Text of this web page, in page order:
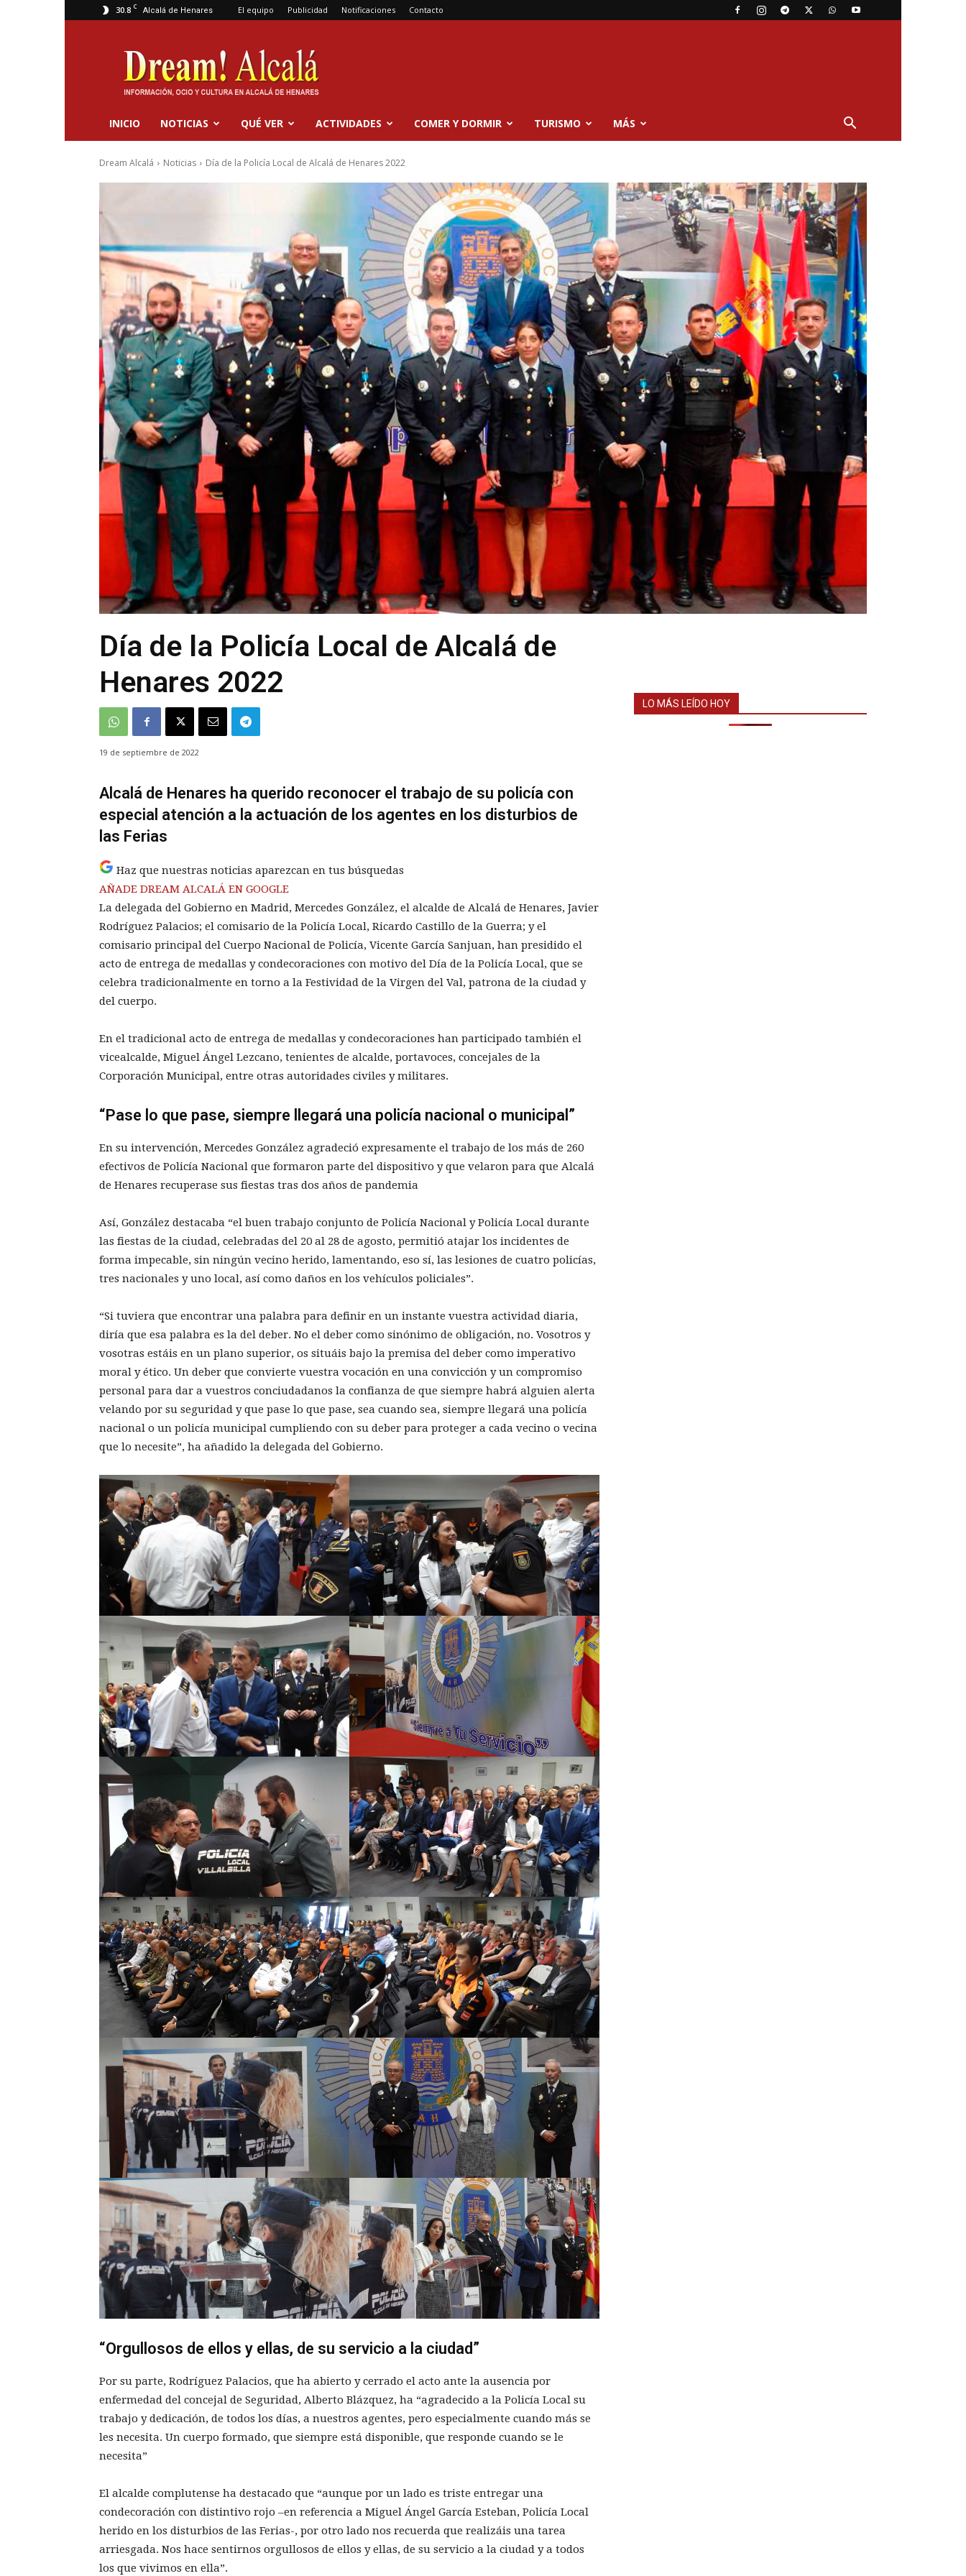
30.8 C Alcalá de Henares El equipo Publicidad Notificaciones Contacto
Dream
Alcalá
INICIO NOTICIAS QUÉ VER ACTIVIDADES COMER Y DORMIR TURISMO MÁS
Dream Alcalá Noticias Día de la Policía Local de Alcalá de Henares 2022
Día de la Policía Local de Alcalá de
Henares 2022
19 de septiembre de 2022
Alcalá de Henares ha querido reconocer el trabajo de su policía con
especial atención a la actuación de los agentes en los disturbios de
las Ferias
Haz que nuestras noticias aparezcan en tus búsquedas
AÑADE DREAM ALCALÁ EN GOOGLE
La delegada del Gobierno en Madrid, Mercedes González, el alcalde de Alcalá de Henares, Javier
Rodríguez Palacios; el comisario de la Policía Local, Ricardo Castillo de la Guerra; y el
comisario principal del Cuerpo Nacional de Policía, Vicente García Sanjuan, han presidido el
acto de entrega de medallas y condecoraciones con motivo del Día de la Policía Local, que se
celebra tradicionalmente en torno a la Festividad de la Virgen del Val, patrona de la ciudad y
del cuerpo.
En el tradicional acto de entrega de medallas y condecoraciones han participado también el
vicealcalde, Miguel Ángel Lezcano, tenientes de alcalde, portavoces, concejales de la
Corporación Municipal, entre otras autoridades civiles y militares.
“Pase lo que pase, siempre llegará una policía nacional o municipal”
En su intervención, Mercedes González agradeció expresamente el trabajo de los más de 260
efectivos de Policía Nacional que formaron parte del dispositivo y que velaron para que Alcalá
de Henares recuperase sus fiestas tras dos años de pandemia
Así, González destacaba “el buen trabajo conjunto de Policía Nacional y Policía Local durante
las fiestas de la ciudad, celebradas del 20 al 28 de agosto, permitió atajar los incidentes de
forma impecable, sin ningún vecino herido, lamentando, eso sí, las lesiones de cuatro policías,
tres nacionales y uno local, así como daños en los vehículos policiales”.
“Si tuviera que encontrar una palabra para definir en un instante vuestra actividad diaria,
diría que esa palabra es la del deber. No el deber como sinónimo de obligación, no. Vosotros y
vosotras estáis en un plano superior, os situáis bajo la premisa del deber como imperativo
moral y ético. Un deber que convierte vuestra vocación en una convicción y un compromiso
personal para dar a vuestros conciudadanos la confianza de que siempre habrá alguien alerta
velando por su seguridad y que pase lo que pase, sea cuando sea, siempre llegará una policía
nacional o un policía municipal cumpliendo con su deber para proteger a cada vecino o vecina
que lo necesite”, ha añadido la delegada del Gobierno.
“Orgullosos de ellos y ellas, de su servicio a la ciudad”
Por su parte, Rodríguez Palacios, que ha abierto y cerrado el acto ante la ausencia por
enfermedad del concejal de Seguridad, Alberto Blázquez, ha “agradecido a la Policía Local su
trabajo y dedicación, de todos los días, a nuestros agentes, pero especialmente cuando más se
les necesita. Un cuerpo formado, que siempre está disponible, que responde cuando se le
necesita”
El alcalde complutense ha destacado que “aunque por un lado es triste entregar una
condecoración con distintivo rojo –en referencia a Miguel Ángel García Esteban, Policía Local
herido en los disturbios de las Ferias-, por otro lado nos recuerda que realizáis una tarea
arriesgada. Nos hace sentirnos orgullosos de ellos y ellas, de su servicio a la ciudad y a todos
los que vivimos en ella”.
LO MÁS LEÍDO HOY